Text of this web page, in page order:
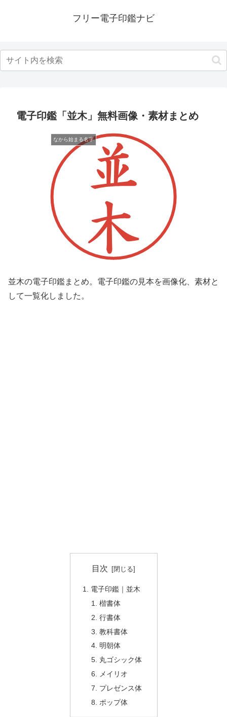
フリー電子印鑑ナビ
電子印鑑「並木」無料画像・素材まとめ
なから始まる名字
並木の電子印鑑まとめ。電子印鑑の見本を画像化、素材と
して一覧化しました。
目次
電子印鑑｜並木
楷書体
行書体
教科書体
明朝体
丸ゴシック体
メイリオ
プレゼンス体
ポップ体